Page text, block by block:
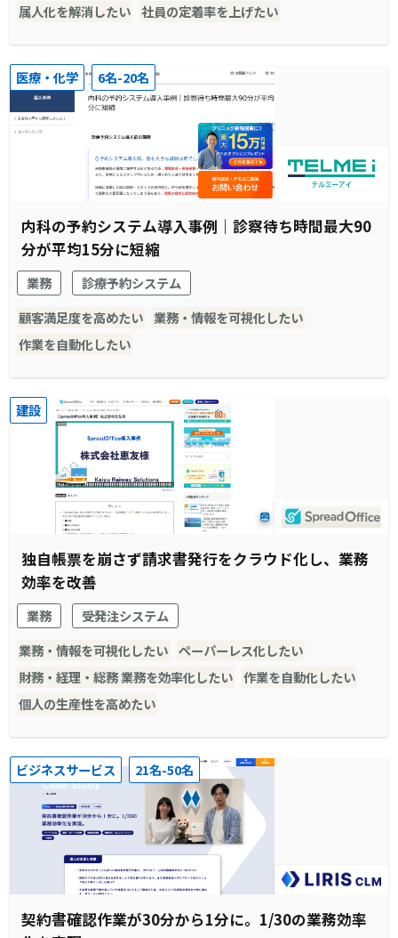
属人化を解消したい 社員の定着率を上げたい
医療・化学 6名-20名
内科の予約システム導入事例｜診察待ち時間最大90
分が平均15分に短縮
業務
診療予約システム
顧客満足度を高めたい 業務・情報を可視化したい
作業を自動化したい
建設
独自帳票を崩さず請求書発行をクラウド化し、業務
効率を改善
業務
受発注システム
業務・情報を可視化したい ペーパーレス化したい
財務・経理・総務 業務を効率化したい 作業を自動化したい
個人の生産性を高めたい
ビジネスサービス 21名-50名
契約書確認作業が30分から1分に。1/30の業務効率